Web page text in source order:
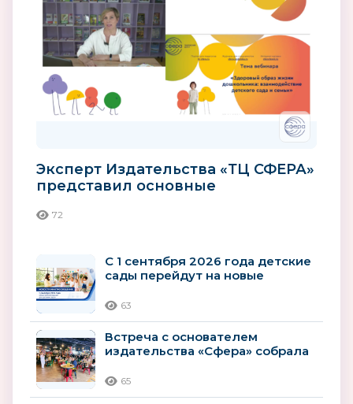
Эксперт Издательства «ТЦ СФЕРА»
представил основные
жизни...
72
С 1 сентября 2026 года детские
сады перейдут на новые
Минпросвещения
63
Встреча с основателем
издательства «Сфера» собрала
65